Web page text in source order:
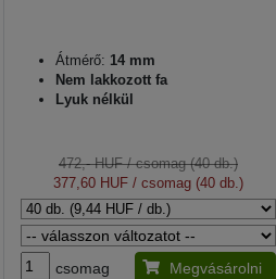
Átmérő: 14 mm
Nem lakkozott fa
Lyuk nélkül
472,- HUF/ csomag (40 db.)
377,60 HUF/ csomag (40 db.)
csomag Megvásárolni